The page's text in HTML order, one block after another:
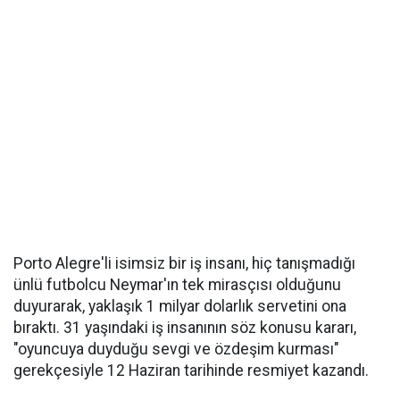
Porto Alegre'li isimsiz bir iş insanı, hiç tanışmadığı
ünlü futbolcu Neymar'ın tek mirasçısı olduğunu
duyurarak, yaklaşık 1 milyar dolarlık servetini ona
bıraktı. 31 yaşındaki iş insanının söz konusu kararı,
"oyuncuya duyduğu sevgi ve özdeşim kurması"
gerekçesiyle 12 Haziran tarihinde resmiyet kazandı.